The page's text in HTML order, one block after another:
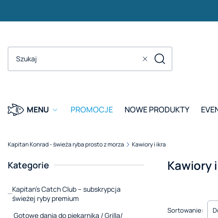
WyczyśćSzukaj
MENU PROMOCJE NOWE PRODUKTY
Kapitan Konrad - świeża ryba prosto z morza Kawiory i ikra
Kategorie
Kapitan’s Catch Club – subskrypcja
świeżej ryby premium
Gotowe dania do piekarnika / Grilla/
Kawiory
Lista
Sortowanie: